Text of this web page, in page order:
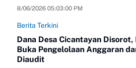
8/06/2026 05:03:00 PM
Berita Terkini
Dana Desa Cicantayan Disorot,
Buka Pengelolaan Anggaran
Diaudit